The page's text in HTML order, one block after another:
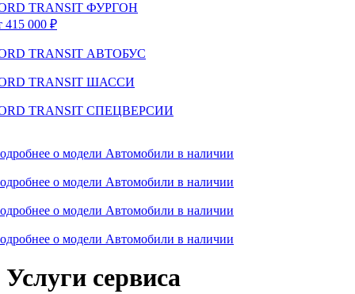
TRANSIT ФУРГОН
415 000 ₽
TRANSIT АВТОБУС
TRANSIT ШАССИ
TRANSIT СПЕЦВЕРСИИ
о модели Автомобили в наличии
о модели Автомобили в наличии
о модели Автомобили в наличии
о модели Автомобили в наличии
Услуги сервиса